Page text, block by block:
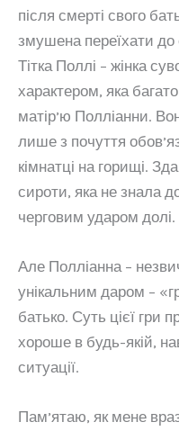
після смерті свого
змушена переїхати до
Тітка Поллі – жінка
характером, яка
матір’ю Полліанни.
лише з почуття
кімнатці на горищі.
сироти, яка не знала
черговим ударом долі.
Але Полліанна –
унікальним даром –
батько. Суть цієї гри
хороше в будь-якій,
ситуації.
Пам’ятаю, як мене